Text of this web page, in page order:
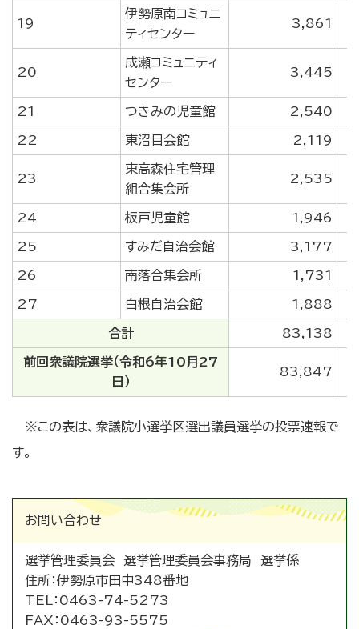
19
伊勢原南コミュニ
ティセンター
3,861
20
成瀬コミュニティ
センター
3,445
21 つきみの児童館 2,540
22 東沼目会館 2,119
23
東高森住宅管理
組合集会所
2,535
24 板戸児童館 1,946
25 すみだ自治会館 3,177
26 南落合集会所 1,731
27 白根自治会館 1,888
合計 83,138
前回衆議院選挙（令和6年10月27
日）
83,847
※この表は、衆議院小選挙区選出議員選挙の投票速報で
す。
お問い合わせ
選挙管理委員会 選挙管理委員会事務局 選挙係
住所：伊勢原市田中348番地
TEL： 0463-74-5273
FAX： 0463-93-5575